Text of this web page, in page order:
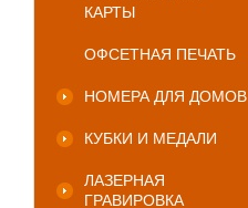
КАРТЫ
ОФСЕТНАЯ ПЕЧАТЬ
НОМЕРА ДЛЯ ДОМОВ
КУБКИ И МЕДАЛИ
ЛАЗЕРНАЯ
ГРАВИРОВКА